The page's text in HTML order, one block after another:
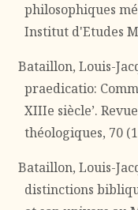
philosophiques
Institut d'Etudes
Bataillon, Louis-
praedicatio:
XIIIe siècle’.
théologiques, 70
Bataillon, Louis-
distinctions